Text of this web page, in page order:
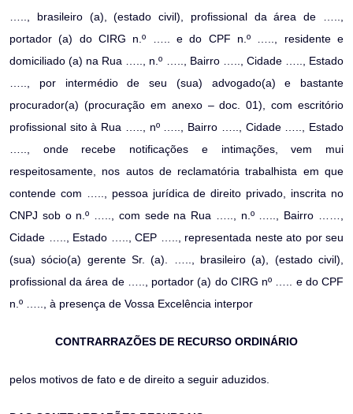
….., brasileiro (a), (estado civil), profissional da área de …..,
portador (a) do CIRG n.º ….. e do CPF n.º ….., residente e
domiciliado (a) na Rua ….., n.º ….., Bairro ….., Cidade ….., Estado
….., por intermédio de seu (sua) advogado(a) e bastante
procurador(a) (procuração em anexo – doc. 01), com escritório
profissional sito à Rua ….., nº ….., Bairro ….., Cidade ….., Estado
….., onde recebe notificações e intimações, vem mui
respeitosamente, nos autos de reclamatória trabalhista em que
contende com ….., pessoa jurídica de direito privado, inscrita no
CNPJ sob o n.º ….., com sede na Rua ….., n.º ….., Bairro ……,
Cidade ….., Estado ….., CEP ….., representada neste ato por seu
(sua) sócio(a) gerente Sr. (a). ….., brasileiro (a), (estado civil),
profissional da área de ….., portador (a) do CIRG nº ….. e do CPF
n.º ….., à presença de Vossa Excelência interpor
CONTRARRAZÕES DE RECURSO ORDINÁRIO
pelos motivos de fato e de direito a seguir aduzidos.